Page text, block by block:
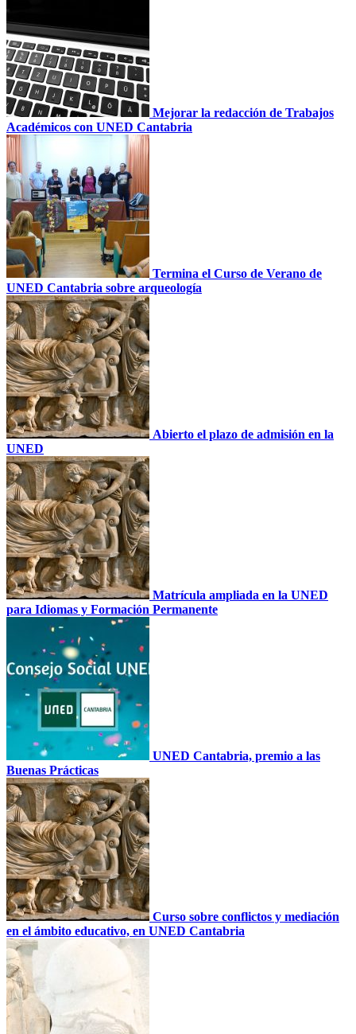
Mejorar la redacción de Trabajos
Académicos con UNED Cantabria
Termina el Curso de Verano de
UNED Cantabria sobre arqueología
Abierto el plazo de admisión en la
UNED
Matrícula ampliada en la UNED
para Idiomas y Formación Permanente
UNED Cantabria, premio a las
Buenas Prácticas
Curso sobre conflictos y mediación
en el ámbito educativo, en UNED Cantabria